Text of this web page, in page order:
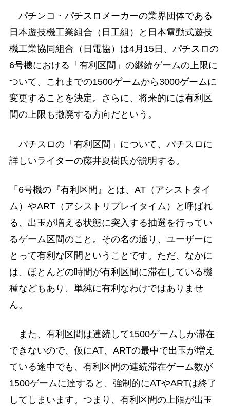
パチンコ・パチスロメーカーの業界団体である
日本遊技機工業組合（日工組）と日本電動式遊技
機工業協同組合（日電協）は4月15日、パチスロの
6号機における「有利区間」の継続ゲームの上限に
ついて、これまでの1500ゲームから3000ゲームに
変更することを決定。さらに、将来的には有利区
間の上限も撤廃する方向だという。
パチスロの「有利区間」について、パチスロに
詳しいライターの藤井夏樹氏が説明する。
「6号機の『有利区間』とは、AT（アシストタイ
ム）やART（アシストリプレイタイム）と呼ばれ
る、出玉が増える状態に突入する抽選を行ってい
るゲーム区間のこと。その名の通り、ユーザーに
とって有利な区間ということです。ただ、なかに
は、ほとんどの時間が有利区間に滞在している機
種などもあり、単純に有利なわけではありませ
ん。
また、有利区間は連続して1500ゲームしか滞在
できないので、仮にAT、ARTの最中で出玉が増え
ている途中でも、有利区間の連続滞在ゲーム数が
1500ゲームに達すると、強制的にATやARTは終了
してしまいます。つまり、有利区間の上限が出玉